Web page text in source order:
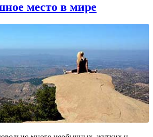
место в мире